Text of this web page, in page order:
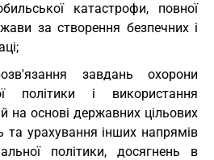
катастрофи, повної
за створення безпечних і
завдань охорони
політики і використання
на основі державних цільових
та урахування інших напрямів
політики, досягнень в